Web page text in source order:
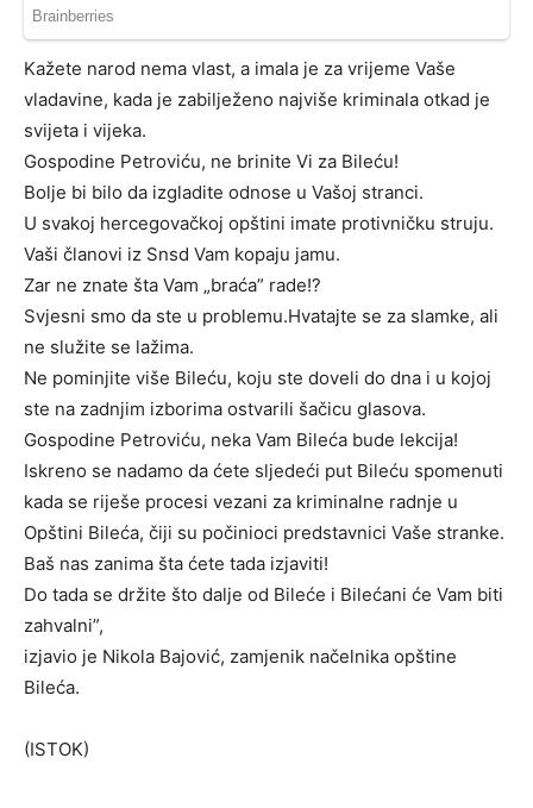
Kažete narod nema vlast, a imala je za vrijeme Vaše
vladavine, kada je zabilježeno najviše kriminala otkad je
svijeta i vijeka.
Gospodine Petroviću, ne brinite Vi za Bileću!
Bolje bi bilo da izgladite odnose u Vašoj stranci.
U svakoj hercegovačkoj opštini imate protivničku struju.
Vaši članovi iz Snsd Vam kopaju jamu.
Zar ne znate šta Vam „braća” rade!?
Svjesni smo da ste u problemu.Hvatajte se za slamke, ali
ne služite se lažima.
Ne pominjite više Bileću, koju ste doveli do dna i u kojoj
ste na zadnjim izborima ostvarili šačicu glasova.
Gospodine Petroviću, neka Vam Bileća bude lekcija!
Iskreno se nadamo da ćete sljedeći put Bileću spomenuti
kada se riješe procesi vezani za kriminalne radnje u
Opštini Bileća, čiji su počinioci predstavnici Vaše stranke.
Baš nas zanima šta ćete tada izjaviti!
Do tada se držite što dalje od Bileće i Bilećani će Vam biti
zahvalni”,
izjavio je Nikola Bajović, zamjenik načelnika opštine
Bileća.
(ISTOK)